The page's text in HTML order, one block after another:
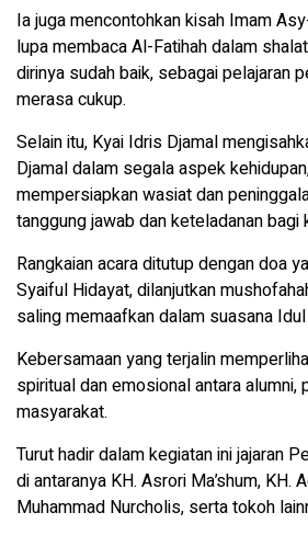
Ia juga mencontohkan kisah Imam
lupa membaca Al-Fatihah dalam
dirinya sudah baik, sebagai pelajaran
merasa cukup.
Selain itu, Kyai Idris Djamal
Djamal dalam segala aspek
mempersiapkan wasiat dan
tanggung jawab dan keteladanan bagi
Rangkaian acara ditutup dengan doa
Syaiful Hidayat, dilanjutkan
saling memaafkan dalam suasana Idul
Kebersamaan yang terjalin
spiritual dan emosional antara alumni,
masyarakat.
Turut hadir dalam kegiatan ini jajaran
di antaranya KH. Asrori Ma’shum, KH.
Muhammad Nurcholis, serta tokoh